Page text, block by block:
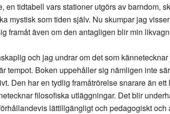
en tidtabell vars stationer utgörs av barndom,
mystisk som tiden själv. Nu skumpar jag
framåt även om den antagligen blir min
och jag undrar om det som
tempot. Boken uppehåller sig nämligen inte
Den har en tydlig framåtrörelse snarare än
filosofiska utläggningar. Det blir
lättillgängligt och pedagogiskt och